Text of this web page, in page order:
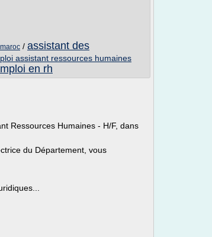
/ assistant des
assistant ressources humaines
en rh
Ressources Humaines - H/F, dans
du Département, vous